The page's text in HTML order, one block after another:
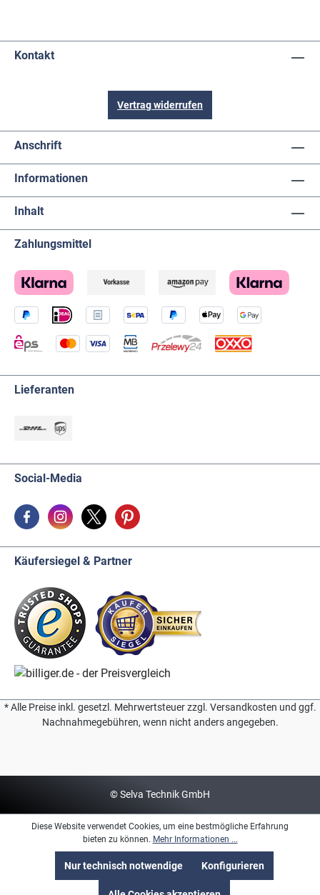
Kontakt
Vertrag widerrufen
Anschrift
Informationen
Inhalt
Zahlungsmittel
Lieferanten
Social-Media
Käufersiegel & Partner
* Alle Preise inkl. gesetzl. Mehrwertsteuer zzgl. Versandkosten und ggf.
Nachnahmegebühren, wenn nicht anders angegeben.
© Selva Technik GmbH
Diese Website verwendet Cookies, um eine bestmögliche Erfahrung
bieten zu können. Mehr Informationen ...
Nur technisch notwendige Konfigurieren